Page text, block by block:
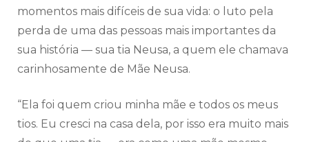
momentos mais difíceis de sua vida: o luto pela
perda de uma das pessoas mais importantes da
sua história — sua tia Neusa, a quem ele chamava
carinhosamente de Mãe Neusa.
“Ela foi quem criou minha mãe e todos os meus
tios. Eu cresci na casa dela, por isso era muito mais